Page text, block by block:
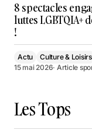
8 spectacles
luttes LGBTQIA+
!
Actu Culture & Loisirs
15 mai 2026· Article
Les Tops